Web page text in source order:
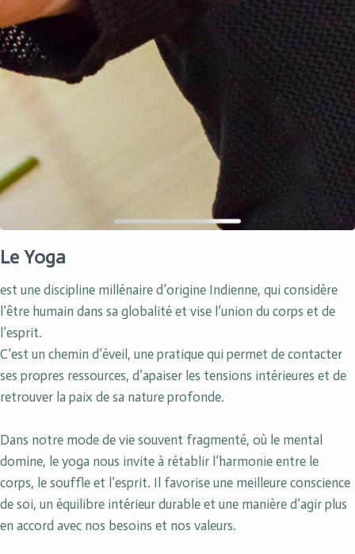
Le Yoga
est une discipline millénaire d’origine Indienne, qui considère
l’être humain dans sa globalité et vise l’union du corps et de
l’esprit.
C’est un chemin d’éveil, une pratique qui permet de contacter
ses propres ressources, d’apaiser les tensions intérieures et de
retrouver la paix de sa nature profonde.
Dans notre mode de vie souvent fragmenté, où le mental
domine, le yoga nous invite à rétablir l’harmonie entre le
corps, le souffle et l’esprit. Il favorise une meilleure conscience
de soi, un équilibre intérieur durable et une manière d’agir plus
en accord avec nos besoins et nos valeurs.